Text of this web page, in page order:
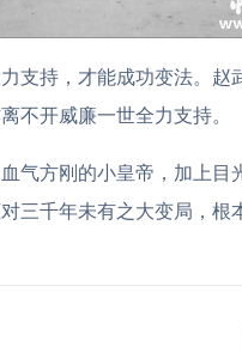
支持，才能成功变法。赵
不开威廉一世全力支持。
气方刚的小皇帝，加上
三千年未有之大变局，根